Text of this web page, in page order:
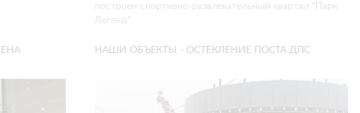
построен спортивно-развлекательный квартал "Парк
Легенд"
НАШИ ОБЪЕКТЫ - ОСТЕКЛЕНИЕ ПОСТА ДПС